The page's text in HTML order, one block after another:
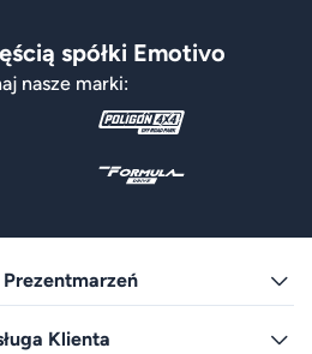
spółki Emotivo
nasze marki:
Prezentmarzeń
Klienta